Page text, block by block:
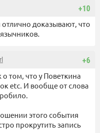
+10
доказывают, что
+6
том, что у Поветкина
etc. И вообще от слова
этого события
прокрутить запись